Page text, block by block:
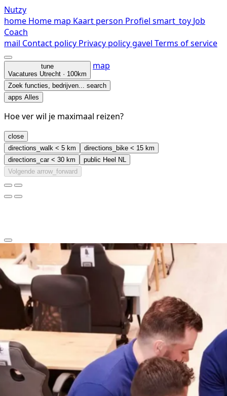
Nutzy
home Home map Kaart person Profiel smart_toy Job
Coach
mail Contact policy Privacy policygavel Terms of service
tune
Vacatures Utrecht · 100km
map
Zoek functies, bedrijven... search
apps Alles
Hoe ver wil je maximaal reizen?
close
directions_walk < 5 km directions_bike < 15 km
directions_car< 30 km public Heel NL
Volgende arrow_forward
arrow_back_ios_new
favorite